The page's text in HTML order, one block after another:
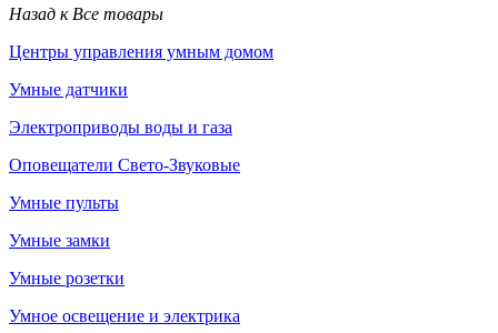
Назад к Все товары
Центры управления умным домом
Умные датчики
Электроприводы воды и газа
Оповещатели Свето-Звуковые
Умные пульты
Умные замки
Умные розетки
Умное освещение и электрика